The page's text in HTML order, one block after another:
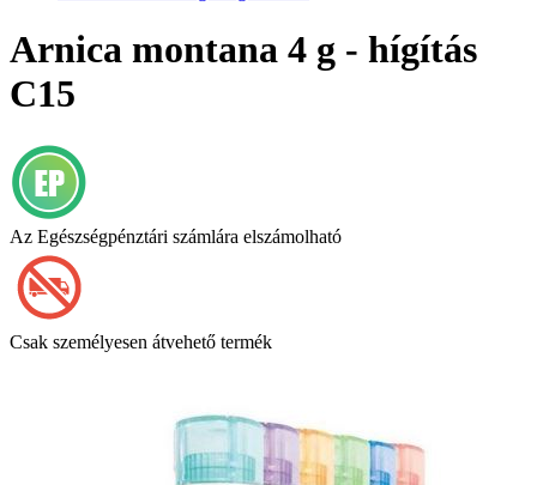
Arnica montana 4 g - hígítás
C15
Az Egészségpénztári számlára elszámolható
Csak személyesen átvehető termék